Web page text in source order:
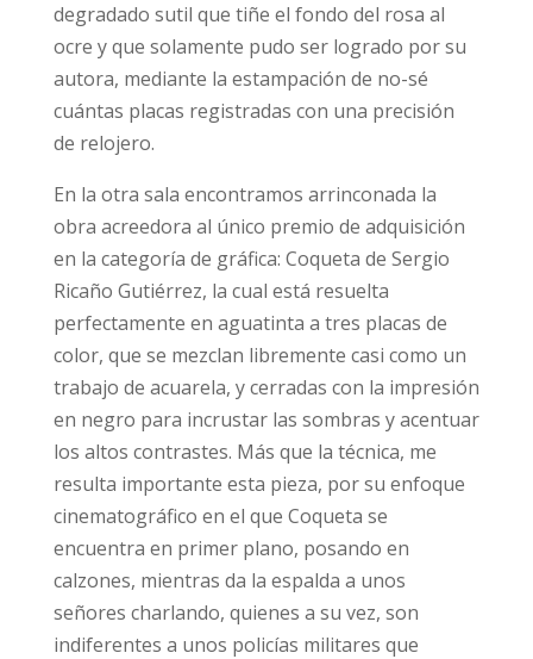
degradado sutil que tiñe el fondo del rosa al
ocre y que solamente pudo ser logrado por su
autora, mediante la estampación de no-sé
cuántas placas registradas con una precisión
de relojero.
En la otra sala encontramos arrinconada la
obra acreedora al único premio de adquisición
en la categoría de gráfica: Coqueta de Sergio
Ricaño Gutiérrez, la cual está resuelta
perfectamente en aguatinta a tres placas de
color, que se mezclan libremente casi como un
trabajo de acuarela, y cerradas con la impresión
en negro para incrustar las sombras y acentuar
los altos contrastes. Más que la técnica, me
resulta importante esta pieza, por su enfoque
cinematográfico en el que Coqueta se
encuentra en primer plano, posando en
calzones, mientras da la espalda a unos
señores charlando, quienes a su vez, son
indiferentes a unos policías militares que